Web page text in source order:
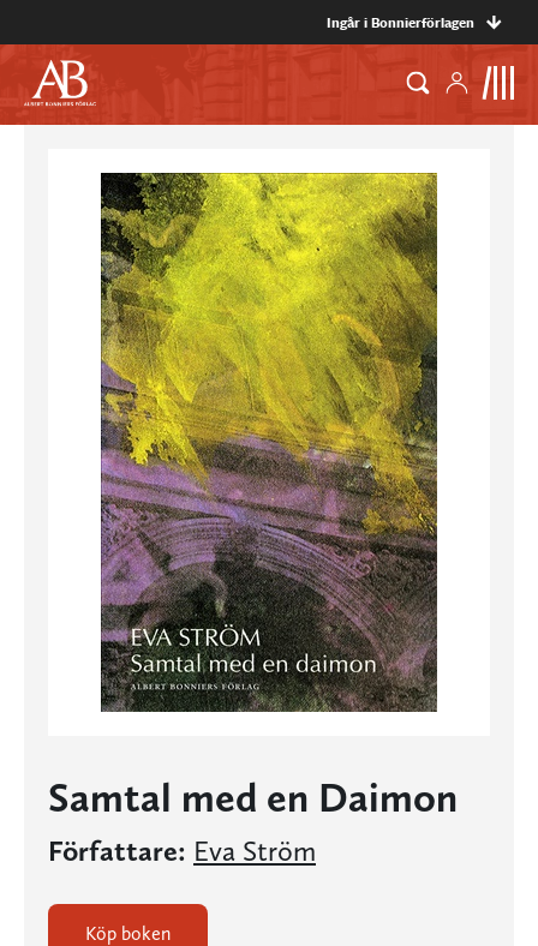
Ingår i Bonnierförlagen
Samtal med en Daimon
Författare: Eva Ström
Köp boken